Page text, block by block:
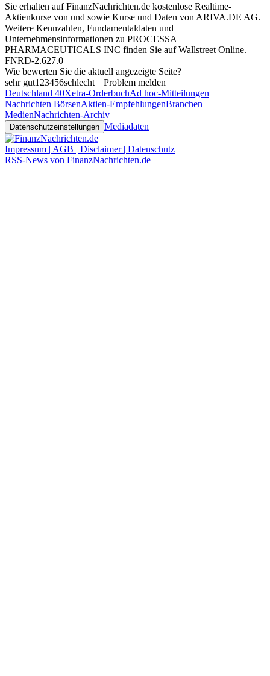
Sie erhalten auf FinanzNachrichten.de kostenlose Realtime-
Aktienkurse von und sowie Kurse und Daten von ARIVA.DE AG.
Weitere Kennzahlen, Fundamentaldaten und
Unternehmensinformationen zu PROCESSA
PHARMACEUTICALS INC finden Sie aufWallstreet Online.
FNRD-2.627.0
Wie bewerten Sie die aktuell angezeigte Seite?
sehr gut1 23456schlecht
Problem melden
Deutschland 40Xetra-OrderbuchAd hoc-Mitteilungen
Nachrichten BörsenAktien-EmpfehlungenBranchen
MedienNachrichten-Archiv
Datenschutzeinstellungen Mediadaten
Impressum | AGB | Disclaimer | Datenschutz
RSS-News von FinanzNachrichten.de